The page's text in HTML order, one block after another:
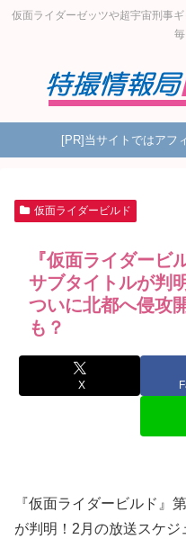
仮面ライダーゼッツや超宇宙刑事
[PR]当サイトではアフ
仮面ライダービルド
『仮面ライダービ
サブタイトルが判
ついに北都へ侵攻
も？
X
『仮面ライダービルド』
が判明！2月の放送スケジ